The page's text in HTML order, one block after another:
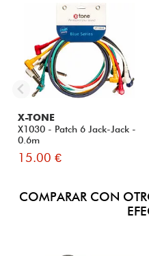
X-TONE
X1030 - Patch 6 Jack-Jack -
0.6m
15.00 €
COMPARAR CON